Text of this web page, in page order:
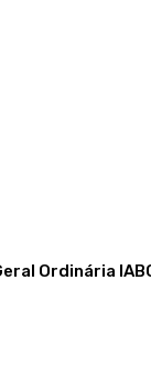
Ordinária